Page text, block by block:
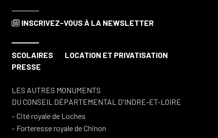
INSCRIVEZ-VOUSÀ LA NEWSLETTER
SCOLAIRES
LOCATION ET PRIVATISATION
PRESSE
LES AUTRES MONUMENTS
DU CONSEIL DÉPARTEMENTAL D'INDRE-ET-LOIRE
Cité royale de Loches
Forteresse royale de Chinon